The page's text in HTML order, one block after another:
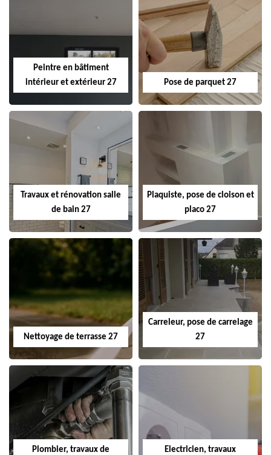
Peintre en bâtiment
intérieur et extérieur 27
Pose de parquet 27
Travaux et rénovation salle
de bain 27
Plaquiste, pose de cloison et
placo 27
Nettoyage de terrasse 27
Carreleur, pose de carrelage
27
Plombier, travaux de
Electricien, travaux